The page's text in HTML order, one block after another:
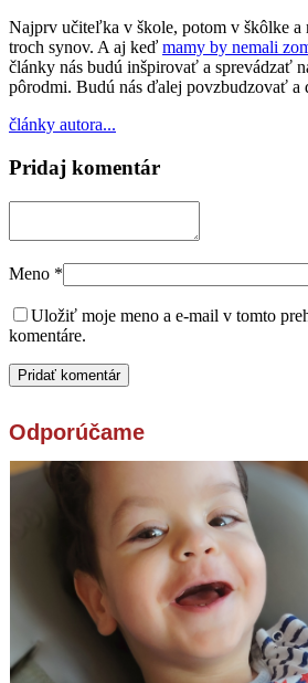
Najprv učiteľka v škole, potom v škôlke a
troch synov. A aj keď mamy by nemali
články nás budú inšpirovať a sprevádzať
pôrodmi. Budú nás ďalej povzbudzovať a
články autora...
Pridaj komentár
Meno *
Uložiť moje meno a e-mail v tomto
komentáre.
Odporúčame